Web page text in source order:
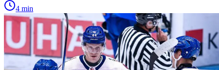
4 min